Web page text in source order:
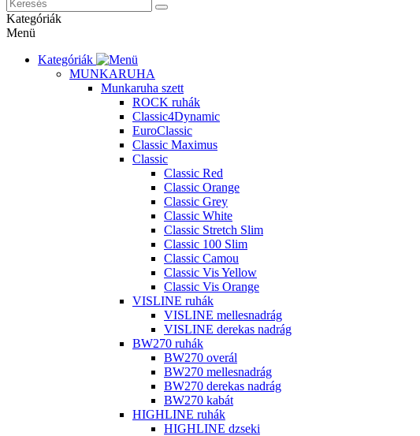
Kategóriák
Menü
Kategóriák
MUNKARUHA
Munkaruha szett
ROCK ruhák
Classic4Dynamic
EuroClassic
Classic Maximus
Classic
Classic Red
Classic Orange
Classic Grey
Classic White
Classic Stretch Slim
Classic 100 Slim
Classic Camou
Classic Vis Yellow
Classic Vis Orange
VISLINE ruhák
VISLINE mellesnadrág
VISLINE derekas nadrág
BW270 ruhák
BW270 overál
BW270 mellesnadrág
BW270 derekas nadrág
BW270 kabát
HIGHLINE ruhák
HIGHLINE dzseki